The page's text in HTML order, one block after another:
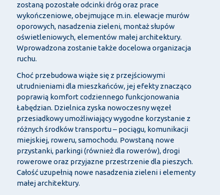
zostaną pozostałe odcinki dróg oraz prace
wykończeniowe, obejmujące m.in. elewacje murów
oporowych, nasadzenia zieleni, montaż słupów
oświetleniowych, elementów małej architektury.
Wprowadzona zostanie także docelowa organizacja
ruchu.
Choć przebudowa wiąże się z przejściowymi
utrudnieniami dla mieszkańców, jej efekty znacząco
poprawią komfort codziennego funkcjonowania
Łabędzian. Dzielnica zyska nowoczesny węzeł
przesiadkowy umożliwiający wygodne korzystanie z
różnych środków transportu – pociągu, komunikacji
miejskiej, roweru, samochodu. Powstaną nowe
przystanki, parkingi (również dla rowerów), drogi
rowerowe oraz przyjazne przestrzenie dla pieszych.
Całość uzupełnią nowe nasadzenia zieleni i elementy
małej architektury.